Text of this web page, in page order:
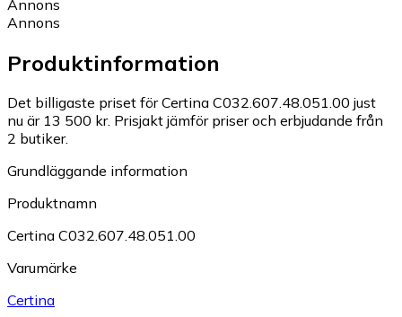
Annons
Annons
Produktinformation
Det billigaste priset för Certina C032.607.48.051.00 just
nu är 13 500 kr. Prisjakt jämför priser och erbjudande från
2 butiker.
Grundläggande information
Produktnamn
Certina C032.607.48.051.00
Varumärke
Certina